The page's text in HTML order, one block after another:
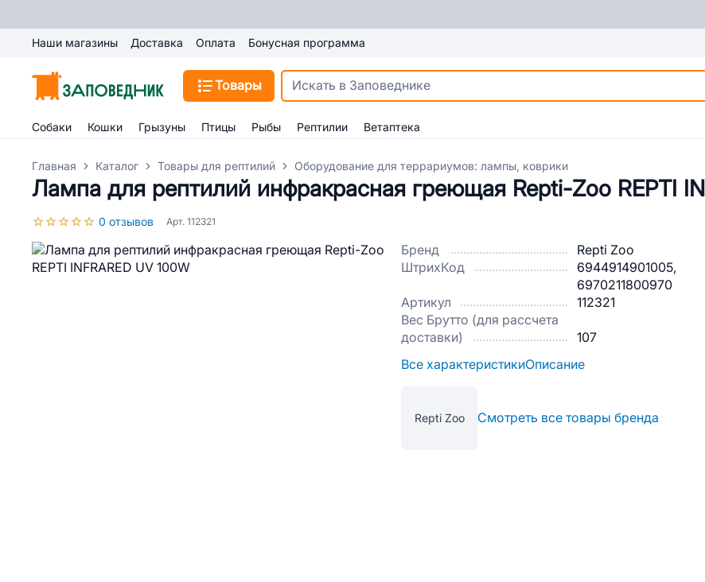
Наши магазины Доставка Оплата Бонусная программа
Товары
Собаки Кошки Грызуны Птицы Рыбы Рептилии Ветаптека
Главная Каталог Товары для рептилий Оборудование для террариумов: лампы, коврики
Лампа для рептилий инфракрасная греющая Repti-Zoo REPTI
0 отзывов Арт. 112321
Бренд
Repti Zoo
ШтрихКод
6944914901005,
6970211800970
Артикул
112321
Вес Брутто (для рассчета
доставки)
107
Все характеристикиОписание
Repti Zoo Смотреть все товары бренда